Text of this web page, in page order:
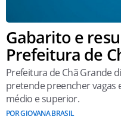
Gabarito e
Prefeitura de
Prefeitura de Chã Grande
pretende preencher vagas
médio e superior.
POR GIOVANA BRASIL